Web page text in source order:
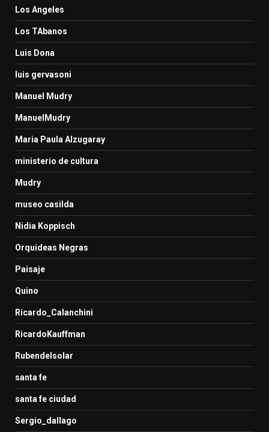
Los Angeles
Los TAbanos
Luis Dona
luis gervasoni
Manuel Mudry
ManuelMudry
Maria Paula Alzugaray
ministerio de cultura
Mudry
museo casilda
Nidia Koppisch
Orquideas Negras
Paisaje
Quino
Ricardo_Calanchini
RicardoKauffman
Rubendelsolar
santa fe
santa fe ciudad
Sergio_dallago